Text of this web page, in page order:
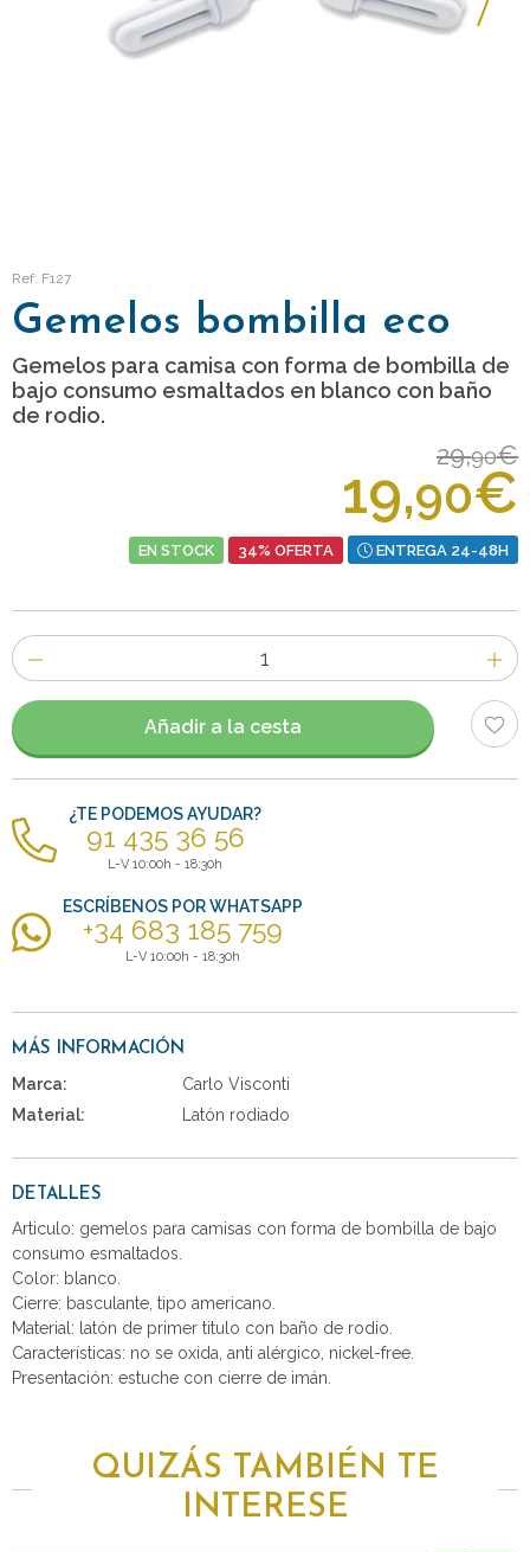
Ref: F127
Gemelos bombilla eco
Gemelos para camisa con forma de bombilla de
bajo consumo esmaltados en blanco con baño
de rodio.
29,90€
19,90€
EN STOCK 34% OFERTA ENTREGA 24-48H
Número
de
artículos
Añadir a la cesta
¿TE PODEMOS AYUDAR?
91 435 36 56
L-V 10:00h - 18:30h
ESCRÍBENOS POR WHATSAPP
+34 683 185 759
L-V 10:00h - 18:30h
MÁS INFORMACIÓN
Marca:
Carlo Visconti
Material:
Latón rodiado
DETALLES
Articulo: gemelos para camisas con forma de bombilla de bajo
consumo esmaltados.
Color: blanco.
Cierre: basculante, tipo americano.
Material: latón de primer titulo con baño de rodio.
Características: no se oxida, anti alérgico, nickel-free.
Presentación: estuche con cierre de imán.
QUIZÁS TAMBIÉN TE
INTERESE